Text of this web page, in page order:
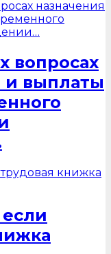
вопросах
и выплаты